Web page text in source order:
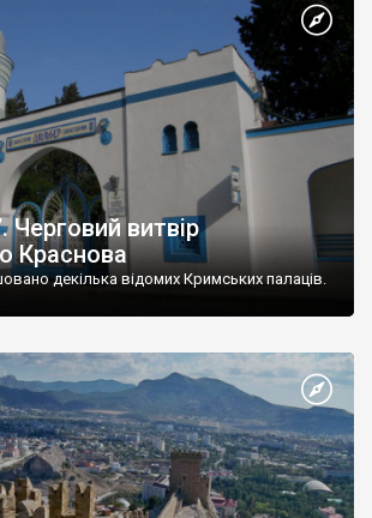
Черговий витвір
Краснова
декілька відомих Кримських палаців.